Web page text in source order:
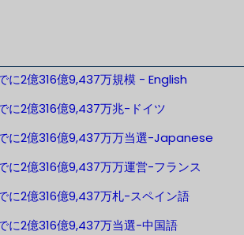
に2億316億9,437万規模 - English
に2億316億9,437万兆-ドイツ
に2億316億9,437万万当選-Japanese
に2億316億9,437万万運営-フランス
に2億316億9,437万札-スペイン語
に2億316億9,437万当選-中国語